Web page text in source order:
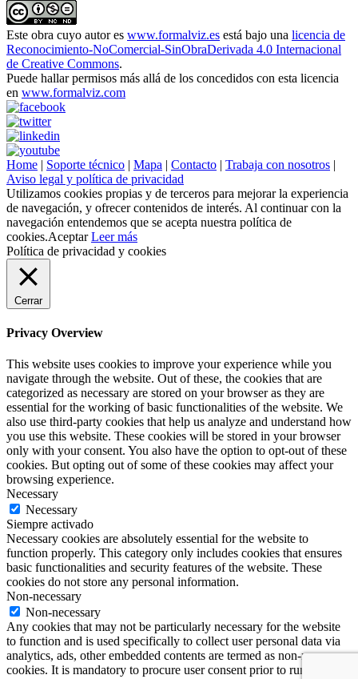
Este obra cuyo autor es www.formalviz.es está bajo una licencia de
Reconocimiento-NoComercial-SinObraDerivada 4.0 Internacional
de Creative Commons.
Puede hallar permisos más allá de los concedidos con esta licencia
en www.formalviz.com
Home | Soporte técnico | Mapa | Contacto | Trabaja con nosotros |
Aviso legal y política de privacidad
Utilizamos cookies propias y de terceros para mejorar la experiencia
de navegación, y ofrecer contenidos de interés. Al continuar con la
navegación entendemos que se acepta nuestra política de
cookies.Aceptar Leer más
Política de privacidad y cookies
Cerrar
Privacy Overview
This website uses cookies to improve your experience while you
navigate through the website. Out of these, the cookies that are
categorized as necessary are stored on your browser as they are
essential for the working of basic functionalities of the website. We
also use third-party cookies that help us analyze and understand how
you use this website. These cookies will be stored in your browser
only with your consent. You also have the option to opt-out of these
cookies. But opting out of some of these cookies may affect your
browsing experience.
Necessary
Necessary
Siempre activado
Necessary cookies are absolutely essential for the website to
function properly. This category only includes cookies that ensures
basic functionalities and security features of the website. These
cookies do not store any personal information.
Non-necessary
Non-necessary
Any cookies that may not be particularly necessary for the website
to function and is used specifically to collect user personal data via
analytics, ads, other embedded contents are termed as non-necessary
cookies. It is mandatory to procure user consent prior to running